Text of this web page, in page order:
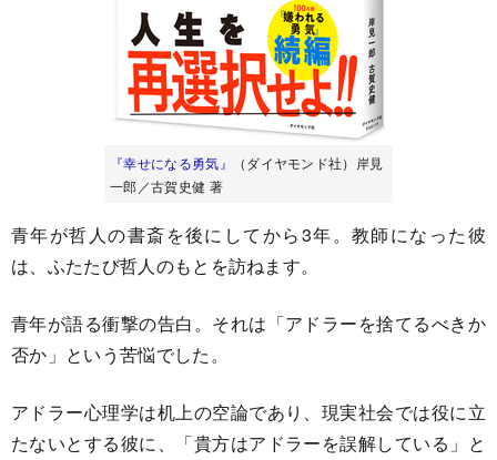
『幸せになる勇気』
（ダイヤモンド社）岸見
一郎／古賀史健 著
青年が哲人の書斎を後にしてから3年。教師になった彼
は、ふたたび哲人のもとを訪ねます。
青年が語る衝撃の告白。それは「アドラーを捨てるべきか
否か」という苦悩でした。
アドラー心理学は机上の空論であり、現実社会では役に立
たないとする彼に、「貴方はアドラーを誤解している」と